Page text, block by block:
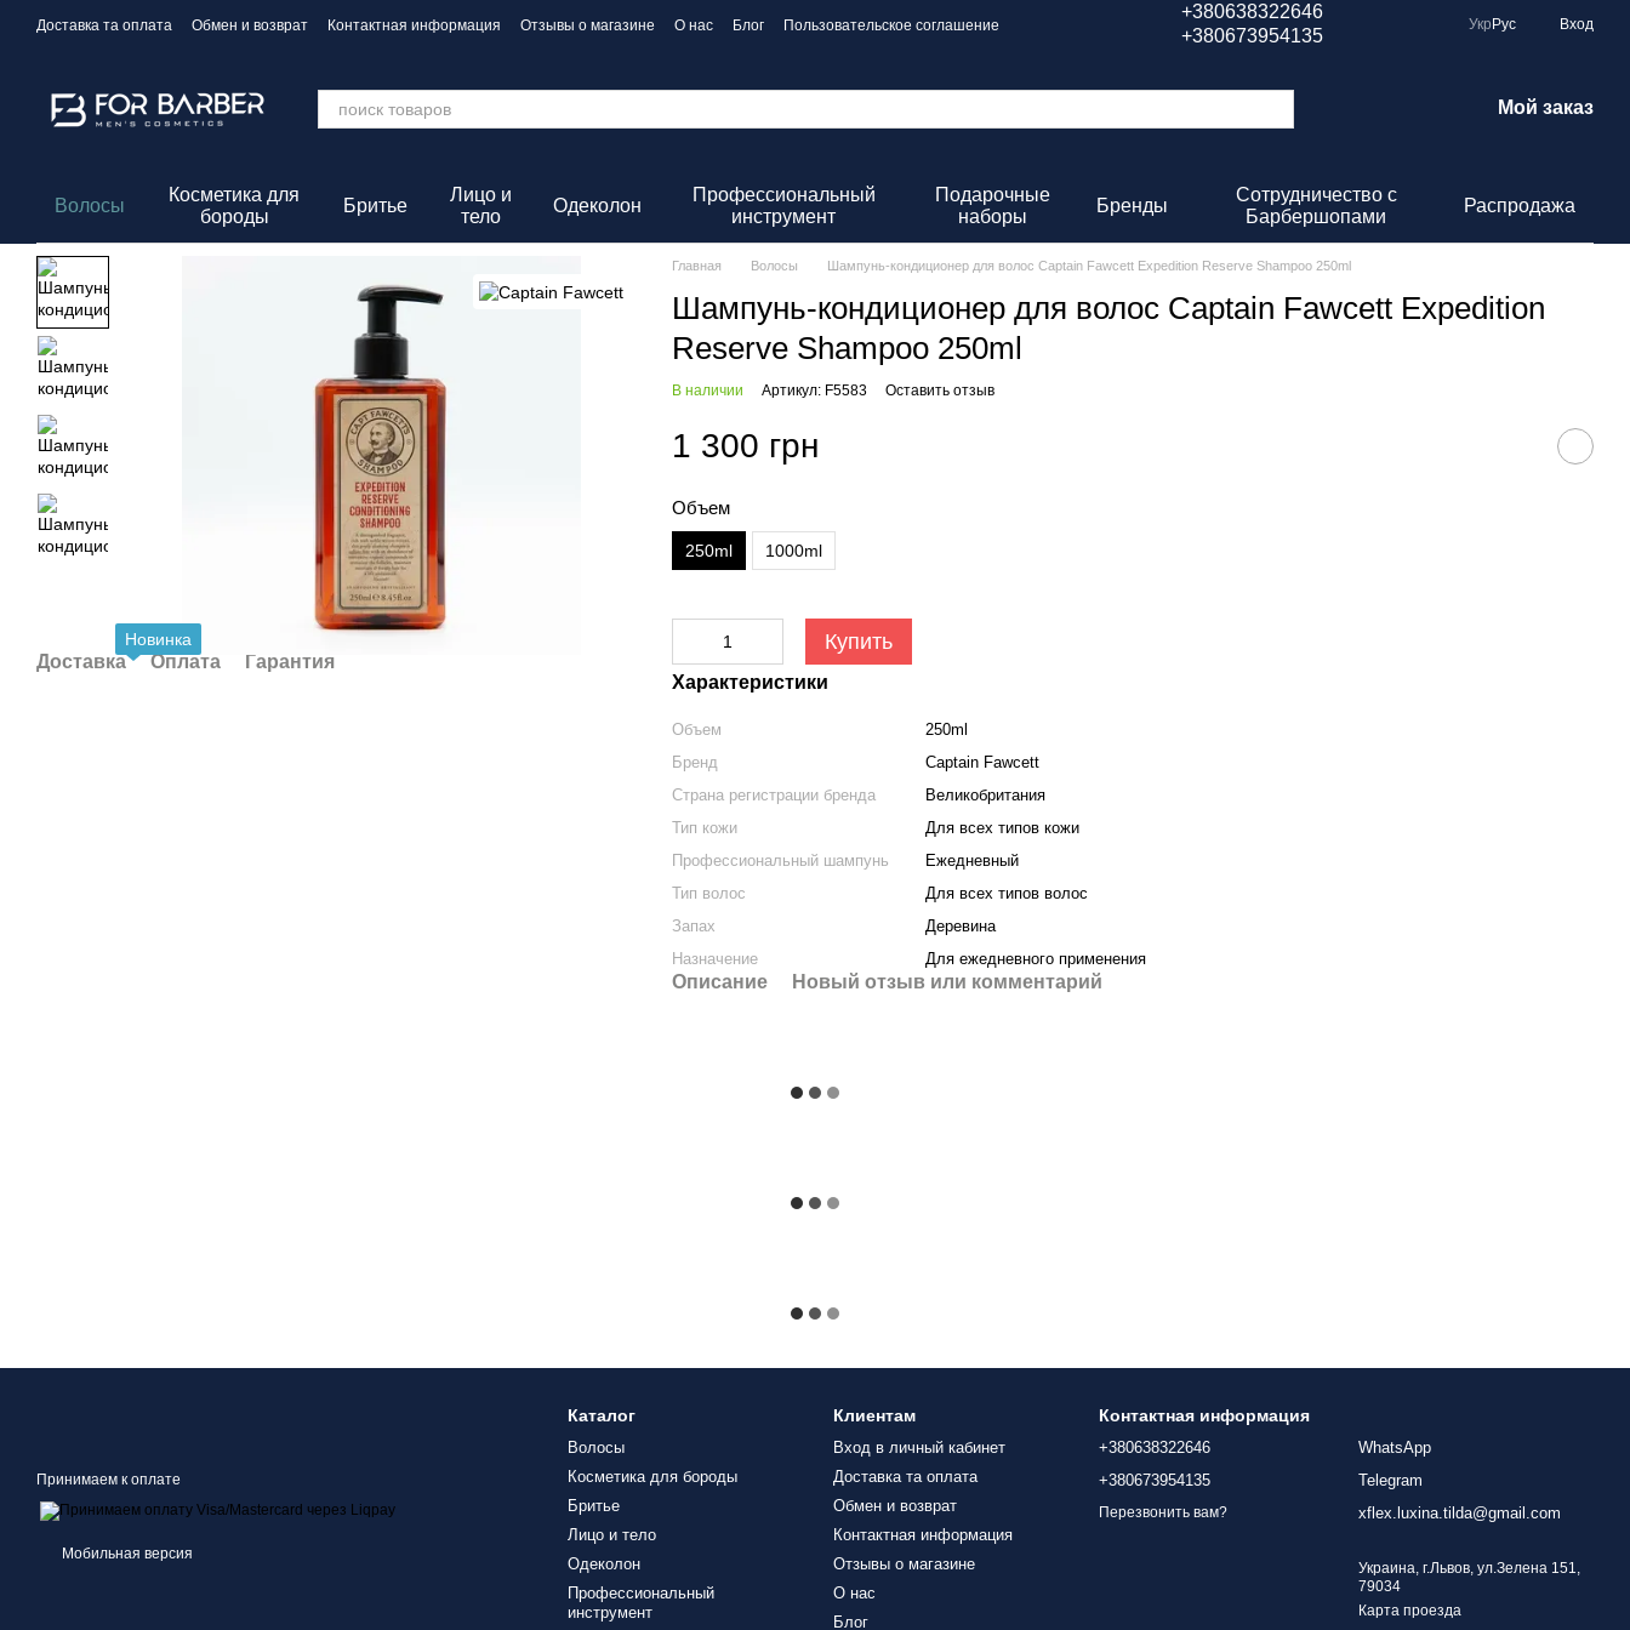
Перейти к основному контенту
Доставка та оплата Обмен и возврат Контактная информация Отзывы о магазине О нас Блог
Пользовательское соглашение
+380638322646
+380673954135
Укр Рус Вход
Мой заказ
Волосы
Косметика для
бороды
Бритье
Лицо и
тело
Одеколон
Профессиональный
инструмент
Подарочные
наборы
Бренды
Сотрудничество с
Барбершопами
Распродажа
Новинка
Доставка Оплата Гарантия
Главная Волосы Шампунь-кондиционер для волос Captain Fawcett Expedition Reserve Shampoo 250ml
Шампунь-кондиционер для волос Captain Fawcett Expedition
Reserve Shampoo 250ml
В наличии Артикул: F5583 Оставить отзыв
1 300 грн
Объем
250ml 1000ml
Купить
Характеристики
Объем
250ml
Бренд
Captain Fawcett
Страна регистрации бренда
Великобритания
Тип кожи
Для всех типов кожи
Профессиональный шампунь
Ежедневный
Тип волос
Для всех типов волос
Запах
Деревина
Назначение
Для ежедневного применения
Описание Новый отзыв или комментарий
Принимаем к оплате
Мобильная версия
Каталог
Волосы
Косметика для бороды
Бритье
Лицо и тело
Одеколон
Профессиональный
инструмент
Клиентам
Вход в личный кабинет
Доставка та оплата
Обмен и возврат
Контактная информация
Отзывы о магазине
О нас
Блог
Контактная информация
+380638322646
+380673954135
Перезвонить вам?
WhatsApp
Telegram
xflex.luxina.tilda@gmail.com
Украина, г.Львов, ул.Зелена 151,
79034
Карта проезда